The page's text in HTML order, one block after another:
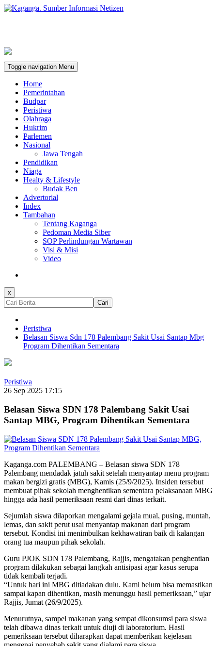
Toggle navigation Menu
Home
Pemerintahan
Budpar
Peristiwa
Olahraga
Hukrim
Parlemen
Nasional
Jawa Tengah
Pendidikan
Niaga
Healty & Lifestyle
Budak Ben
Advertorial
Index
Tambahan
Tentang Kaganga
Pedoman Media Siber
SOP Perlindungan Wartawan
Visi & Misi
Video
x
Cari
Peristiwa
Belasan Siswa Sdn 178 Palembang Sakit Usai Santap Mbg
Program Dihentikan Sementara
Peristiwa
26 Sep 2025 17:15
Belasan Siswa SDN 178 Palembang Sakit Usai
Santap MBG, Program Dihentikan Sementara
Kaganga.com PALEMBANG – Belasan siswa SDN 178
Palembang mendadak jatuh sakit setelah menyantap menu program
makan bergizi gratis (MBG), Kamis (25/9/2025). Insiden tersebut
membuat pihak sekolah menghentikan sementara pelaksanaan MBG
hingga ada hasil pemeriksaan resmi dari dinas terkait.
Sejumlah siswa dilaporkan mengalami gejala mual, pusing, muntah,
lemas, dan sakit perut usai menyantap makanan dari program
tersebut. Kondisi ini menimbulkan kekhawatiran baik di kalangan
orang tua maupun pihak sekolah.
Guru PJOK SDN 178 Palembang, Rajjis, mengatakan penghentian
program dilakukan sebagai langkah antisipasi agar kasus serupa
tidak kembali terjadi.
“Untuk hari ini MBG ditiadakan dulu. Kami belum bisa memastikan
sampai kapan dihentikan, masih menunggu hasil pemeriksaan,” ujar
Rajjis, Jumat (26/9/2025).
Menurutnya, sampel makanan yang sempat dikonsumsi para siswa
telah dibawa dinas terkait untuk diuji di laboratorium. Hasil
pemeriksaan tersebut diharapkan dapat memberikan kejelasan